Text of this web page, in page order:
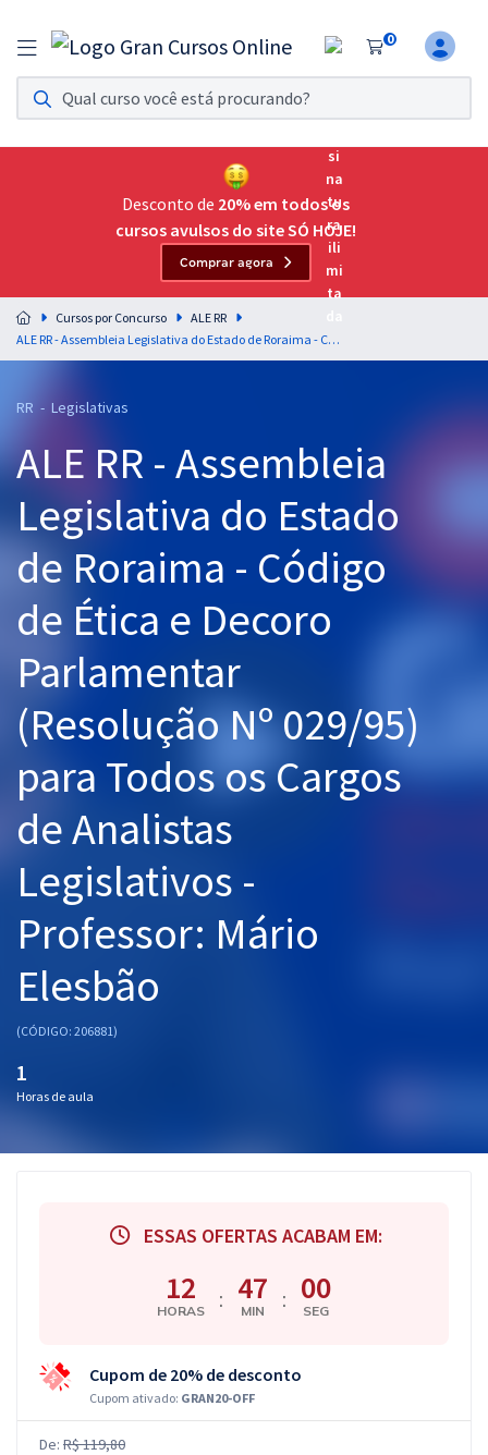
0
Assinatura Ilimitada 11
Acesso a todos os cursos. Teste grátis por 7 dias!
Assinatura OAB Até Passar
Acesso ilimitado a toda preparação para o Exame da
Residências Multiprofissionais
Preparação completa e intensiva para as principais
residências em saúde do Brasil
Cursos 20% OFF
Pós
Graduação
OAB
Mentorias
Questões grátis
Blog
Aprovados
Atendimento
Desconto de 20% em todos os
cursos avulsos do site SÓ HOJE!
Comprar agora
Cursos por Concurso
ALE RR
ALE RR - Assembleia Legislativa do Estado de Roraima - Código de Ética e Decoro Parlamentar (Resolução Nº 029/95) para Todos os Cargos de Analistas Legislativos - Professor: Mário Elesbão
RR - Legislativas
ALE RR - Assembleia
Legislativa do Estado
de Roraima - Código
de Ética e Decoro
Parlamentar
(Resolução Nº 029/95)
para Todos os Cargos
de Analistas
Legislativos -
Professor: Mário
Elesbão
(CÓDIGO: 206881)
1
Horas de aula
ESSAS OFERTAS ACABAM EM:
12
HORAS : 46
MIN : 59
SEG
Cupom de 20% de desconto
Cupom ativado: GRAN20-OFF
De: R$ 119,80